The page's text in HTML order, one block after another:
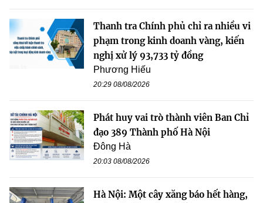
Thanh tra Chính phủ chỉ ra nhiều vi
phạm trong kinh doanh vàng, kiến
nghị xử lý 93,733 tỷ đồng
Phương Hiếu
20:29 08/08/2026
Phát huy vai trò thành viên Ban Chỉ
đạo 389 Thành phố Hà Nội
Đông Hà
20:03 08/08/2026
Hà Nội: Một cây xăng báo hết hàng,